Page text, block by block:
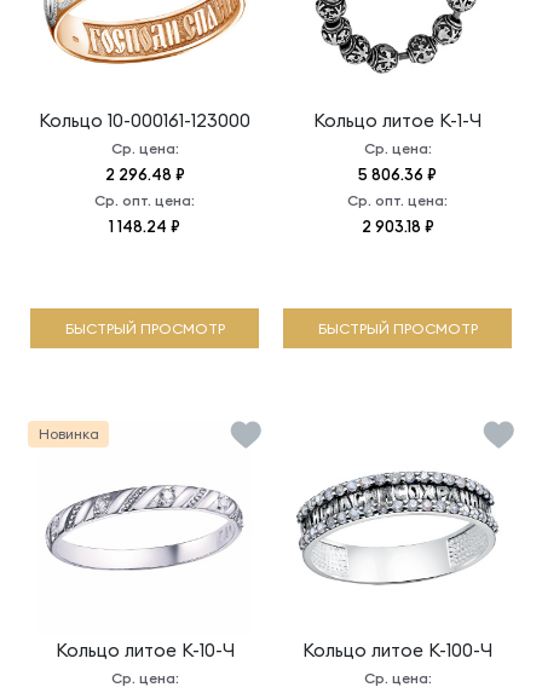
Кольцо 10-000161-123000
Ср. цена:
2 296.48 ₽
Ср. опт. цена:
1 148.24 ₽
БЫСТРЫЙ ПРОСМОТР
Кольцо литое К-1-Ч
Ср. цена:
5 806.36 ₽
Ср. опт. цена:
2 903.18 ₽
БЫСТРЫЙ ПРОСМОТР
Кольцо литое К-10-Ч
Ср. цена:
Новинка
Кольцо литое К-100-Ч
Ср. цена: